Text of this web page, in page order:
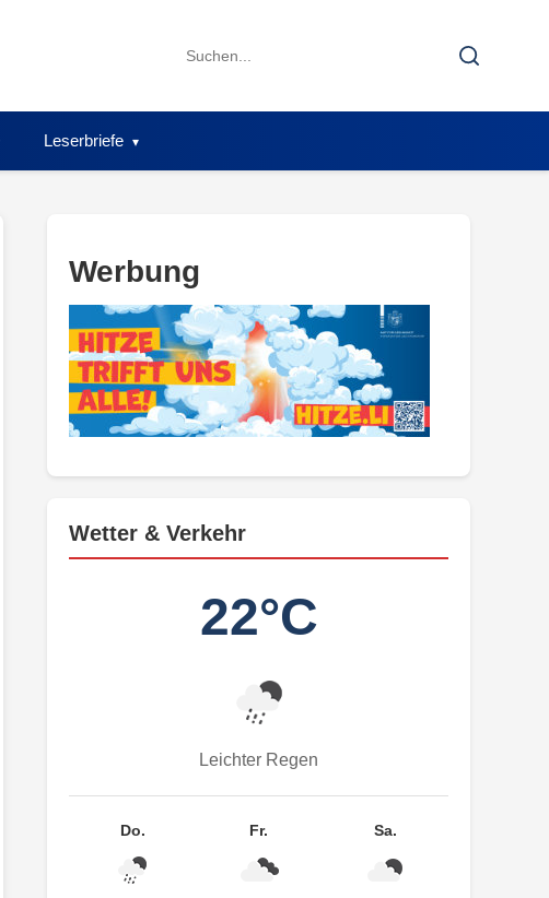
Search
Search
Leserbriefe
Werbung
Wetter & Verkehr
22°C
Leichter Regen
Do. Fr. Sa.